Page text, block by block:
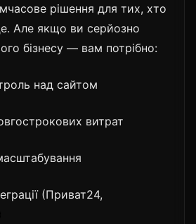
рішення для тих, хто
Але якщо ви серйозно
бізнесу — вам потрібно:
над сайтом
витрат
(Приват24,